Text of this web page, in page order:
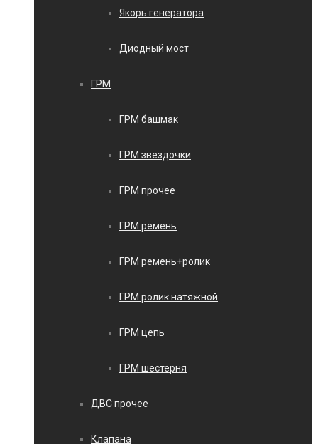
Якорь генератора
Диодный мост
ГРМ
ГРМ башмак
ГРМ звездочки
ГРМ прочее
ГРМ ремень
ГРМ ремень+ролик
ГРМ ролик натяжной
ГРМ цепь
ГРМ шестерня
ДВС прочее
Клапана